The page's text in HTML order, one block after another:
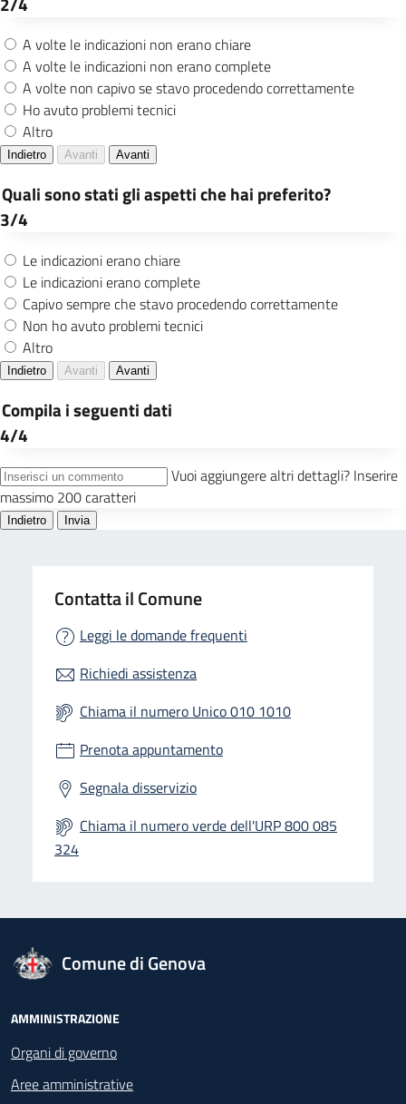
Contatta il Comune
Leggi le domande frequenti
Richiedi assistenza
Chiama il numero Unico 010 1010
Prenota appuntamento
Segnala disservizio
Chiama il numero verde dell'URP 800 085
324
logo Unione Europea
Comune di Genova
Footer - Navigazione
AMMINISTRAZIONE
Organi di governo
Aree amministrative